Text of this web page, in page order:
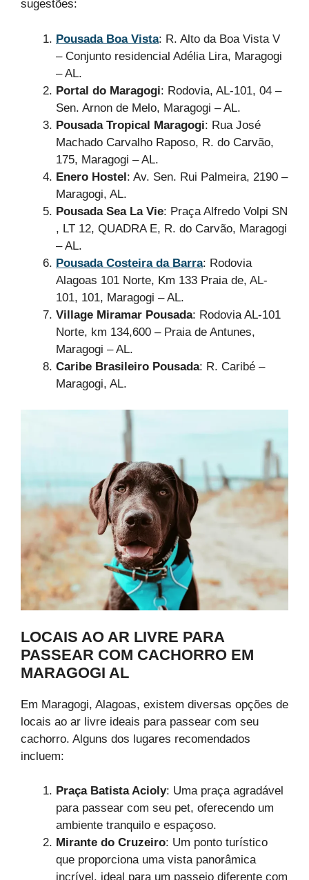
sugestões:
Pousada Boa Vista: R. Alto da Boa Vista V
– Conjunto residencial Adélia Lira, Maragogi
– AL.
Portal do Maragogi: Rodovia, AL-101, 04 –
Sen. Arnon de Melo, Maragogi – AL.
Pousada Tropical Maragogi: Rua José
Machado Carvalho Raposo, R. do Carvão,
175, Maragogi – AL.
Enero Hostel: Av. Sen. Rui Palmeira, 2190 –
Maragogi, AL.
Pousada Sea La Vie: Praça Alfredo Volpi SN
, LT 12, QUADRA E, R. do Carvão, Maragogi
– AL.
Pousada Costeira da Barra: Rodovia
Alagoas 101 Norte, Km 133 Praia de, AL-
101, 101, Maragogi – AL.
Village Miramar Pousada: Rodovia AL-101
Norte, km 134,600 – Praia de Antunes,
Maragogi – AL.
Caribe Brasileiro Pousada: R. Caribé –
Maragogi, AL.
LOCAIS AO AR LIVRE PARA
PASSEAR COM CACHORRO EM
MARAGOGI AL
Em Maragogi, Alagoas, existem diversas opções de
locais ao ar livre ideais para passear com seu
cachorro. Alguns dos lugares recomendados
incluem:
Praça Batista Acioly: Uma praça agradável
para passear com seu pet, oferecendo um
ambiente tranquilo e espaçoso.
Mirante do Cruzeiro: Um ponto turístico
que proporciona uma vista panorâmica
incrível, ideal para um passeio diferente com